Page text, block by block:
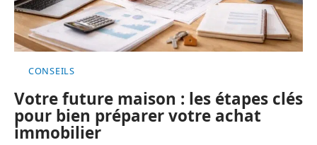
CONSEILS
Votre future maison : les étapes clés
pour bien préparer votre achat
immobilier